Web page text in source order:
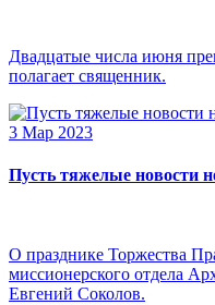
Двадцатые числа июня
полагает священник.
3 Мар 2023
Пусть тяжелые новости
О празднике Торжества
миссионерского отдела
Евгений Соколов.